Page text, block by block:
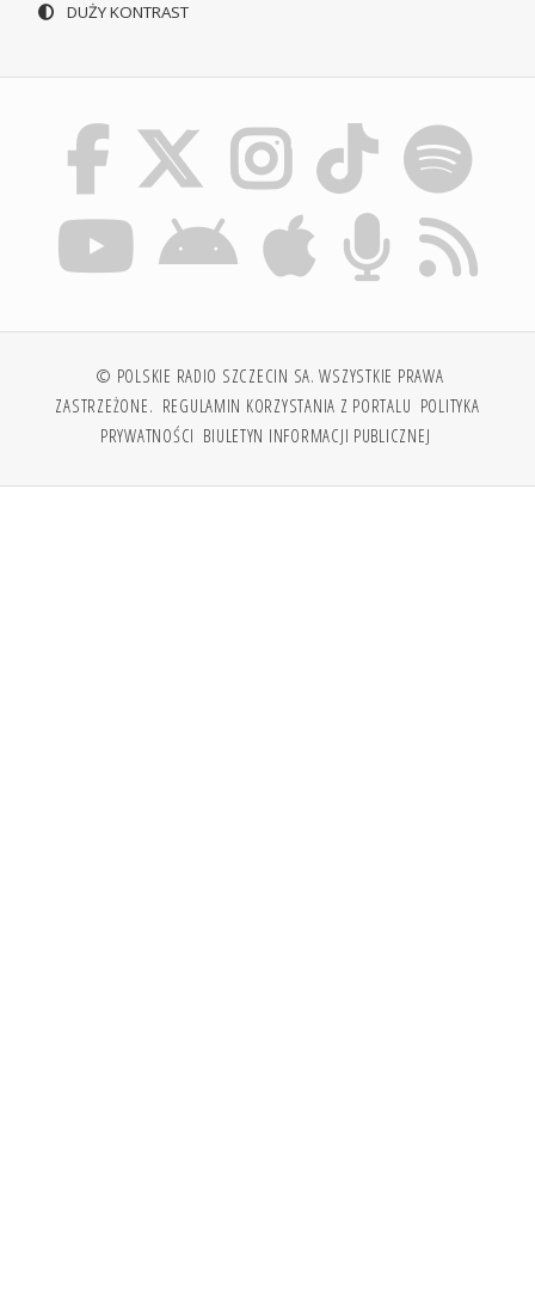
DUŻY KONTRAST
© POLSKIE RADIO SZCZECIN SA. WSZYSTKIE PRAWA
ZASTRZEŻONE. REGULAMIN KORZYSTANIA Z PORTALU POLITYKA
PRYWATNOŚCI BIULETYN INFORMACJI PUBLICZNEJ